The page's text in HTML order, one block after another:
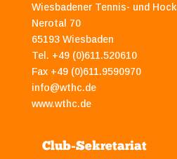
Wiesbadener Tennis- und
Nerotal 70
65193 Wiesbaden
Tel. +49 (0)611.520610
Fax +49 (0)611.9590970
info@wthc.de
www.wthc.de
Club-Sekretariat